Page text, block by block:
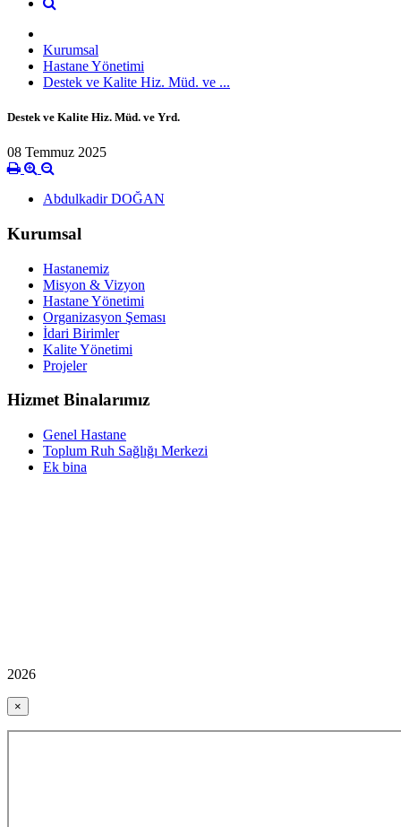
Kurumsal
Hastane Yönetimi
Destek ve Kalite Hiz. Müd. ve ...
Destek ve Kalite Hiz. Müd. ve Yrd.
08 Temmuz 2025
Abdulkadir DOĞAN
Kurumsal
Hastanemiz
Misyon & Vizyon
Hastane Yönetimi
Organizasyon Şeması
İdari Birimler
Kalite Yönetimi
Projeler
Hizmet Binalarımız
Genel Hastane
Toplum Ruh Sağlığı Merkezi
Ek bina
2026
×